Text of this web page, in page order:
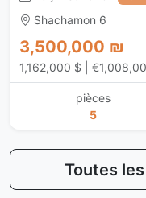
etat,Endroit
penthouse,Projet de
Shachamon 6
3,500,000 ₪
1,162,000 $ |
pièces
5
Toutes